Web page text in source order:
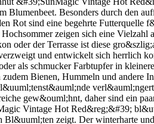
Besonders durch den
Rot sind eine begehrte
zeigen sich eine
oder der Terrasse ist diese
und entwickelt sich herrlich
als schmucker Farbtupfer in
Bienen, Hummeln und andere
gew&ouml;hnt, daher sind ein
Vintage Hot Red&reg;&#39;
zeigt. Der winterharte